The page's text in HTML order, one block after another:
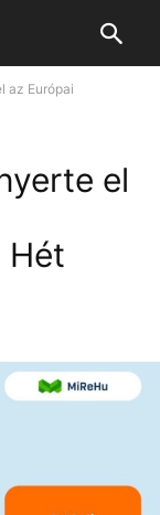
az Európai
el
Hét